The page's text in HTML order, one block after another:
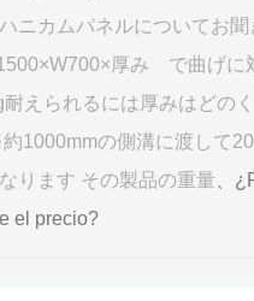
ニカムパネルについてお
厚み で曲げに
耐えられるには厚みはどの
1000mmの側溝に渡して
ります その製品の重量、
el precio?